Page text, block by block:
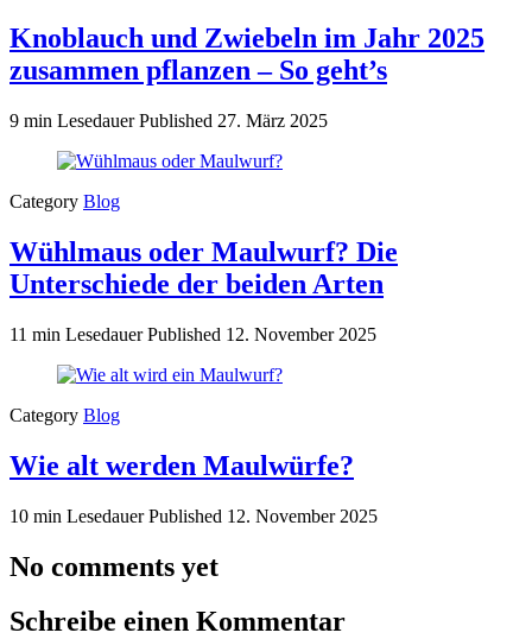
Knoblauch und Zwiebeln im Jahr 2025
zusammen pflanzen – So geht’s
9 min LesedauerPublished 27. März 2025
Category Blog
Wühlmaus oder Maulwurf? Die
Unterschiede der beiden Arten
11 min LesedauerPublished 12. November 2025
Category Blog
Wie alt werden Maulwürfe?
10 min LesedauerPublished 12. November 2025
No comments yet
Schreibe einen Kommentar